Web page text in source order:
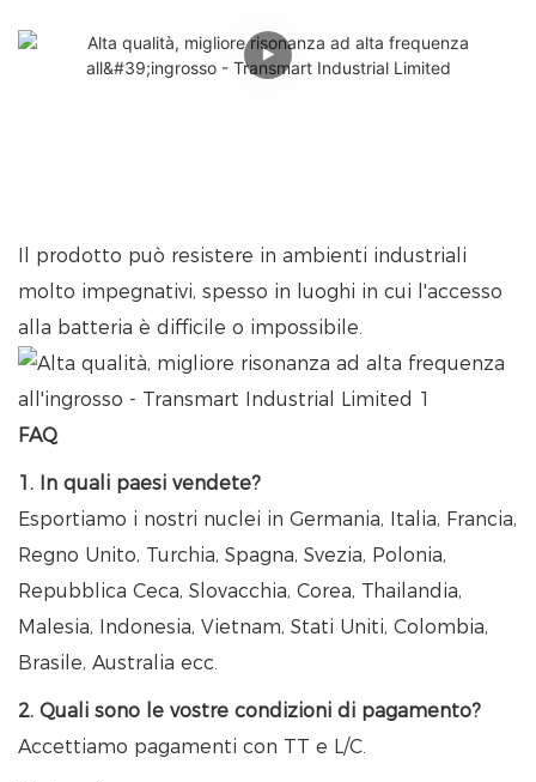
Il prodotto può resistere in ambienti industriali
molto impegnativi, spesso in luoghi in cui l'accesso
alla batteria è difficile o impossibile.
FAQ
1. In quali paesi vendete?
Esportiamo i nostri nuclei in Germania, Italia, Francia,
Regno Unito, Turchia, Spagna, Svezia, Polonia,
Repubblica Ceca, Slovacchia, Corea, Thailandia,
Malesia, Indonesia, Vietnam, Stati Uniti, Colombia,
Brasile, Australia ecc.
2. Quali sono le vostre condizioni di pagamento?
Accettiamo pagamenti con TT e L/C.